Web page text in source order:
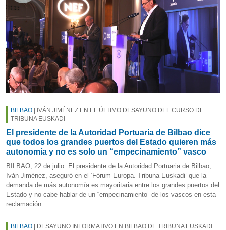
BILBAO | IVÁN JIMÉNEZ EN EL ÚLTIMO DESAYUNO DEL CURSO DE
TRIBUNA EUSKADI
El presidente de la Autoridad Portuaria de Bilbao dice
que todos los grandes puertos del Estado quieren más
autonomía y no es solo un “empecinamiento” vasco
BILBAO, 22 de julio. El presidente de la Autoridad Portuaria de Bilbao,
Iván Jiménez, aseguró en el ‘Fórum Europa. Tribuna Euskadi’ que la
demanda de más autonomía es mayoritaria entre los grandes puertos del
Estado y no cabe hablar de un “empecinamiento” de los vascos en esta
reclamación.
BILBAO | DESAYUNO INFORMATIVO EN BILBAO DE TRIBUNA EUSKADI